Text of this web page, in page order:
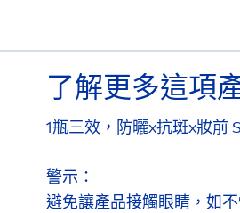
了解更多這項
1瓶三效，防曬x抗斑x妝前
警示：
避免讓產品接觸眼睛，如